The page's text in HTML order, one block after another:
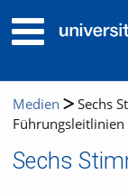
Medien
Sechs